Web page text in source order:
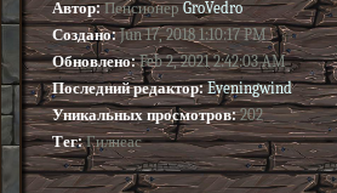
Автор: Пенсионер GroVedro
Создано: Jun 17, 2018 1:10:17 PM
Обновлено: Feb 2, 2021 2:42:03 AM
Последний редактор: Eveningwind
Уникальных просмотров: 202
Тег: Гилнеас